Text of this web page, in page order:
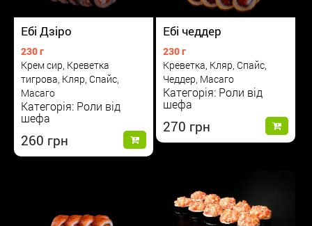
Ебі Дзіро
230 г
Крем сир, Креветка
тигрова, Кляр, Спайс,
Масаго
Категорія: Роли від
шефа
260
Ебі чеддер
230 г
Креветка, Кляр, Спайс,
Чеддер, Масаго
Категорія: Роли від
шефа
270